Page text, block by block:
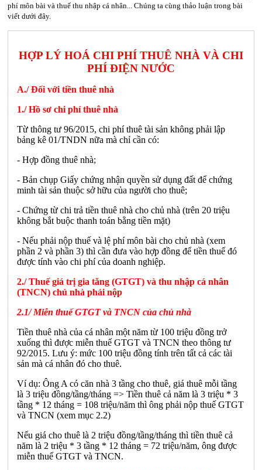
phí môn bài và thuế thu nhập cá nhân... Chúng ta cùng thảo luận trong bài
viết dưới đây.
HỢP LÝ HOÁ CHI PHÍ THUÊ NHÀ VÀ CHI
PHÍ ĐIỆN NƯỚC
A./ Đối với tiền thuê nhà
1./ Hồ sơ chi phí thuê nhà
Từ thông tư 96/2015, chi phí thuê tài sản không phải lập
bảng kê 01/TNDN nữa mà chỉ cần có:
- Hợp đồng thuê nhà;
- Bản chụp Giấy chứng nhận quyền sử dụng đất để chứng
minh tài sản thuộc sở hữu của người cho thuê;
- Chứng từ chi trả tiền thuê nhà cho chủ nhà (trên 20 triệu
không bắt buộc thanh toán bằng tiền mặt)
- Nếu phải nộp thuế và lệ phí môn bài cho chủ nhà (xem
phần 2 và phần 3) thì cần đưa vào hợp đồng để tiền thuế đó
được tính vào chi phí của doanh nghiệp.
2./ Thuế giá trị gia tăng (GTGT) và thu nhập cá nhân
(TNCN) chủ nhà phải nộp
2.1/ Miễn thuế GTGT và TNCN của chủ nhà
Tiền thuê nhà của cá nhân một năm từ 100 triệu đồng trở
xuống thì được miễn thuế GTGT và TNCN theo thông tư
92/2015. Lưu ý: mức 100 triệu đồng tính trên tất cả các tài
sản mà cá nhân đó cho thuê.
Ví dụ: Ông A có căn nhà 3 tầng cho thuê, giá thuê mỗi tầng
là 3 triệu đồng/tầng/tháng => Tiền thuê cả năm là 3 triệu * 3
tầng * 12 tháng = 108 triệu/năm thì ông phải nộp thuế GTGT
và TNCN (xem mục 2.2)
Nếu giá cho thuê là 2 triệu đồng/tầng/tháng thì tiền thuê cả
năm là 2 triệu * 3 tầng * 12 tháng = 72 triệu/năm, ông được
miễn thuế GTGT và TNCN.